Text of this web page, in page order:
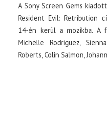
A Sony Screen Gems
Resident Evil: Retribution
14-én kerül a mozikba. A
Michelle Rodriguez,
Roberts, Colin Salmon,